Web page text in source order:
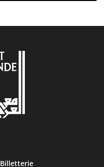
Billetterie